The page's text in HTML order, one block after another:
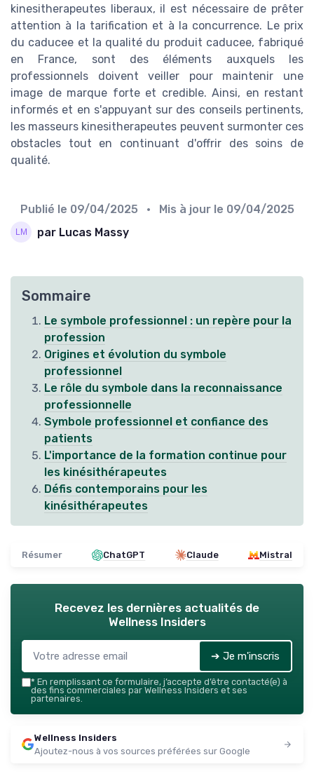
kinesitherapeutes liberaux, il est nécessaire de prêter
attention à la tarification et à la concurrence. Le prix
du caducee et la qualité du produit caducee, fabriqué
en France, sont des éléments auxquels les
professionnels doivent veiller pour maintenir une
image de marque forte et credible. Ainsi, en restant
informés et en s'appuyant sur des conseils pertinents,
les masseurs kinesitherapeutes peuvent surmonter ces
obstacles tout en continuant d'offrir des soins de
qualité.
Publié le 09/04/2025 • Mis à jour le 09/04/2025
par Lucas Massy
Sommaire
Le symbole professionnel : un repère pour la
profession
Origines et évolution du symbole
professionnel
Le rôle du symbole dans la reconnaissance
professionnelle
Symbole professionnel et confiance des
patients
L'importance de la formation continue pour
les kinésithérapeutes
Défis contemporains pour les
kinésithérapeutes
Résumer ChatGPT Claude Mistral
Recevez les dernières actualités de
Wellness Insiders
➔ Je m'inscris
* En remplissant ce formulaire, j’accepte d’être contacté(e) à
des fins commerciales par Wellness Insiders et ses
partenaires.
Wellness Insiders
Ajoutez-nous à vos sources préférées sur Google